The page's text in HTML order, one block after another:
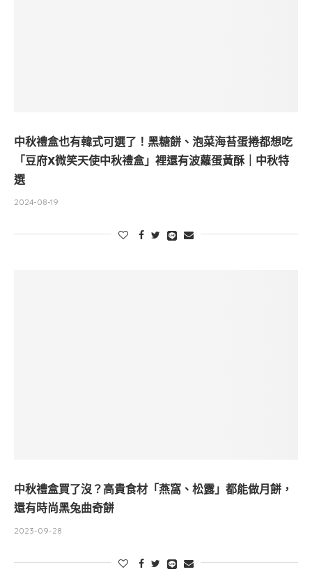
中秋禮盒也有韓式可選了！黑糖餅、泡菜海苔蛋捲都想吃
「豆府X微笑天使中秋禮盒」裡還有波蘿蛋黃酥｜中秋特
選
2024-08-19
中秋禮盒買了沒？高貴食材「燕窩、松露」都能做月餅，
還有時尚黑兔曲奇餅
2023-09-28